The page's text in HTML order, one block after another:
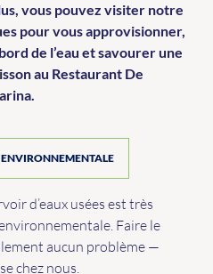
vous pouvez visiter notre
pour vous approvisionner,
de l’eau et savourer une
au Restaurant De
d’eaux usées est très
Faire le
aucun problème —
chez nous.